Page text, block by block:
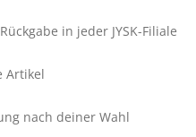
in jeder JYSK-Filiale
Artikel
nach deiner Wahl